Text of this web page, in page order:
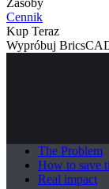
Zasoby
Cennik
Kup Teraz
Wypróbuj
The Problem
How to save
Real impact